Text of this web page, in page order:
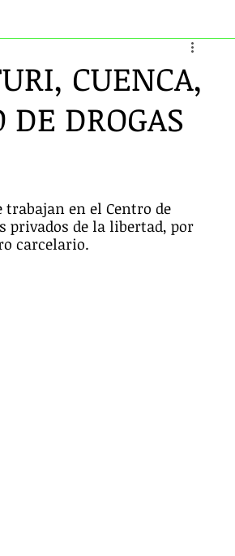
CUENCA,
DROGAS
trabajan en el Centro de
privados de la libertad, por
carcelario.